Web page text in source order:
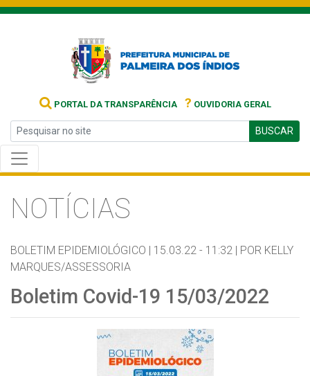
PORTAL DA TRANSPARÊNCIA ? OUVIDORIA GERAL
BUSCAR
NOTÍCIAS
BOLETIM EPIDEMIOLÓGICO | 15.03.22 - 11:32 | POR KELLY
MARQUES/ASSESSORIA
Boletim Covid-19 15/03/2022